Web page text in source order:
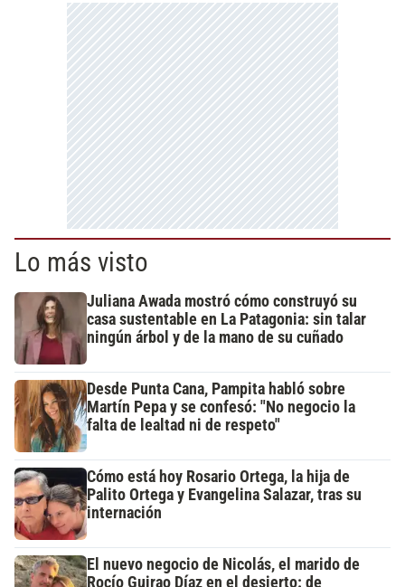
Lo más visto
Juliana Awada mostró cómo construyó su
casa sustentable en La Patagonia: sin talar
ningún árbol y de la mano de su cuñado
Desde Punta Cana, Pampita habló sobre
Martín Pepa y se confesó: "No negocio la
falta de lealtad ni de respeto"
Cómo está hoy Rosario Ortega, la hija de
Palito Ortega y Evangelina Salazar, tras su
internación
El nuevo negocio de Nicolás, el marido de
Rocío Guirao Díaz en el desierto: de